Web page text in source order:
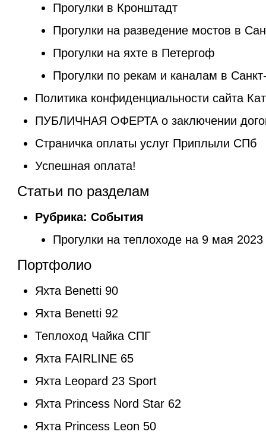
Прогулки в Кронштадт
Прогулки на разведение мостов в
Прогулки на яхте в Петергоф
Прогулки по рекам и каналам в
Политика конфиденциальности сайта
ПУБЛИЧНАЯ ОФЕРТА о заключении
Страничка оплаты услуг Приплыли СПб
Успешная оплата!
Статьи по разделам
Рубрика: События
Прогулки на теплоходе на 9 мая 2023
Портфолио
Яхта Benetti 90
Яхта Benetti 92
Теплоход Чайка СПГ
Яхта FAIRLINE 65
Яхта Leopard 23 Sport
Яхта Princess Nord Star 62
Яхта Princess Leon 50